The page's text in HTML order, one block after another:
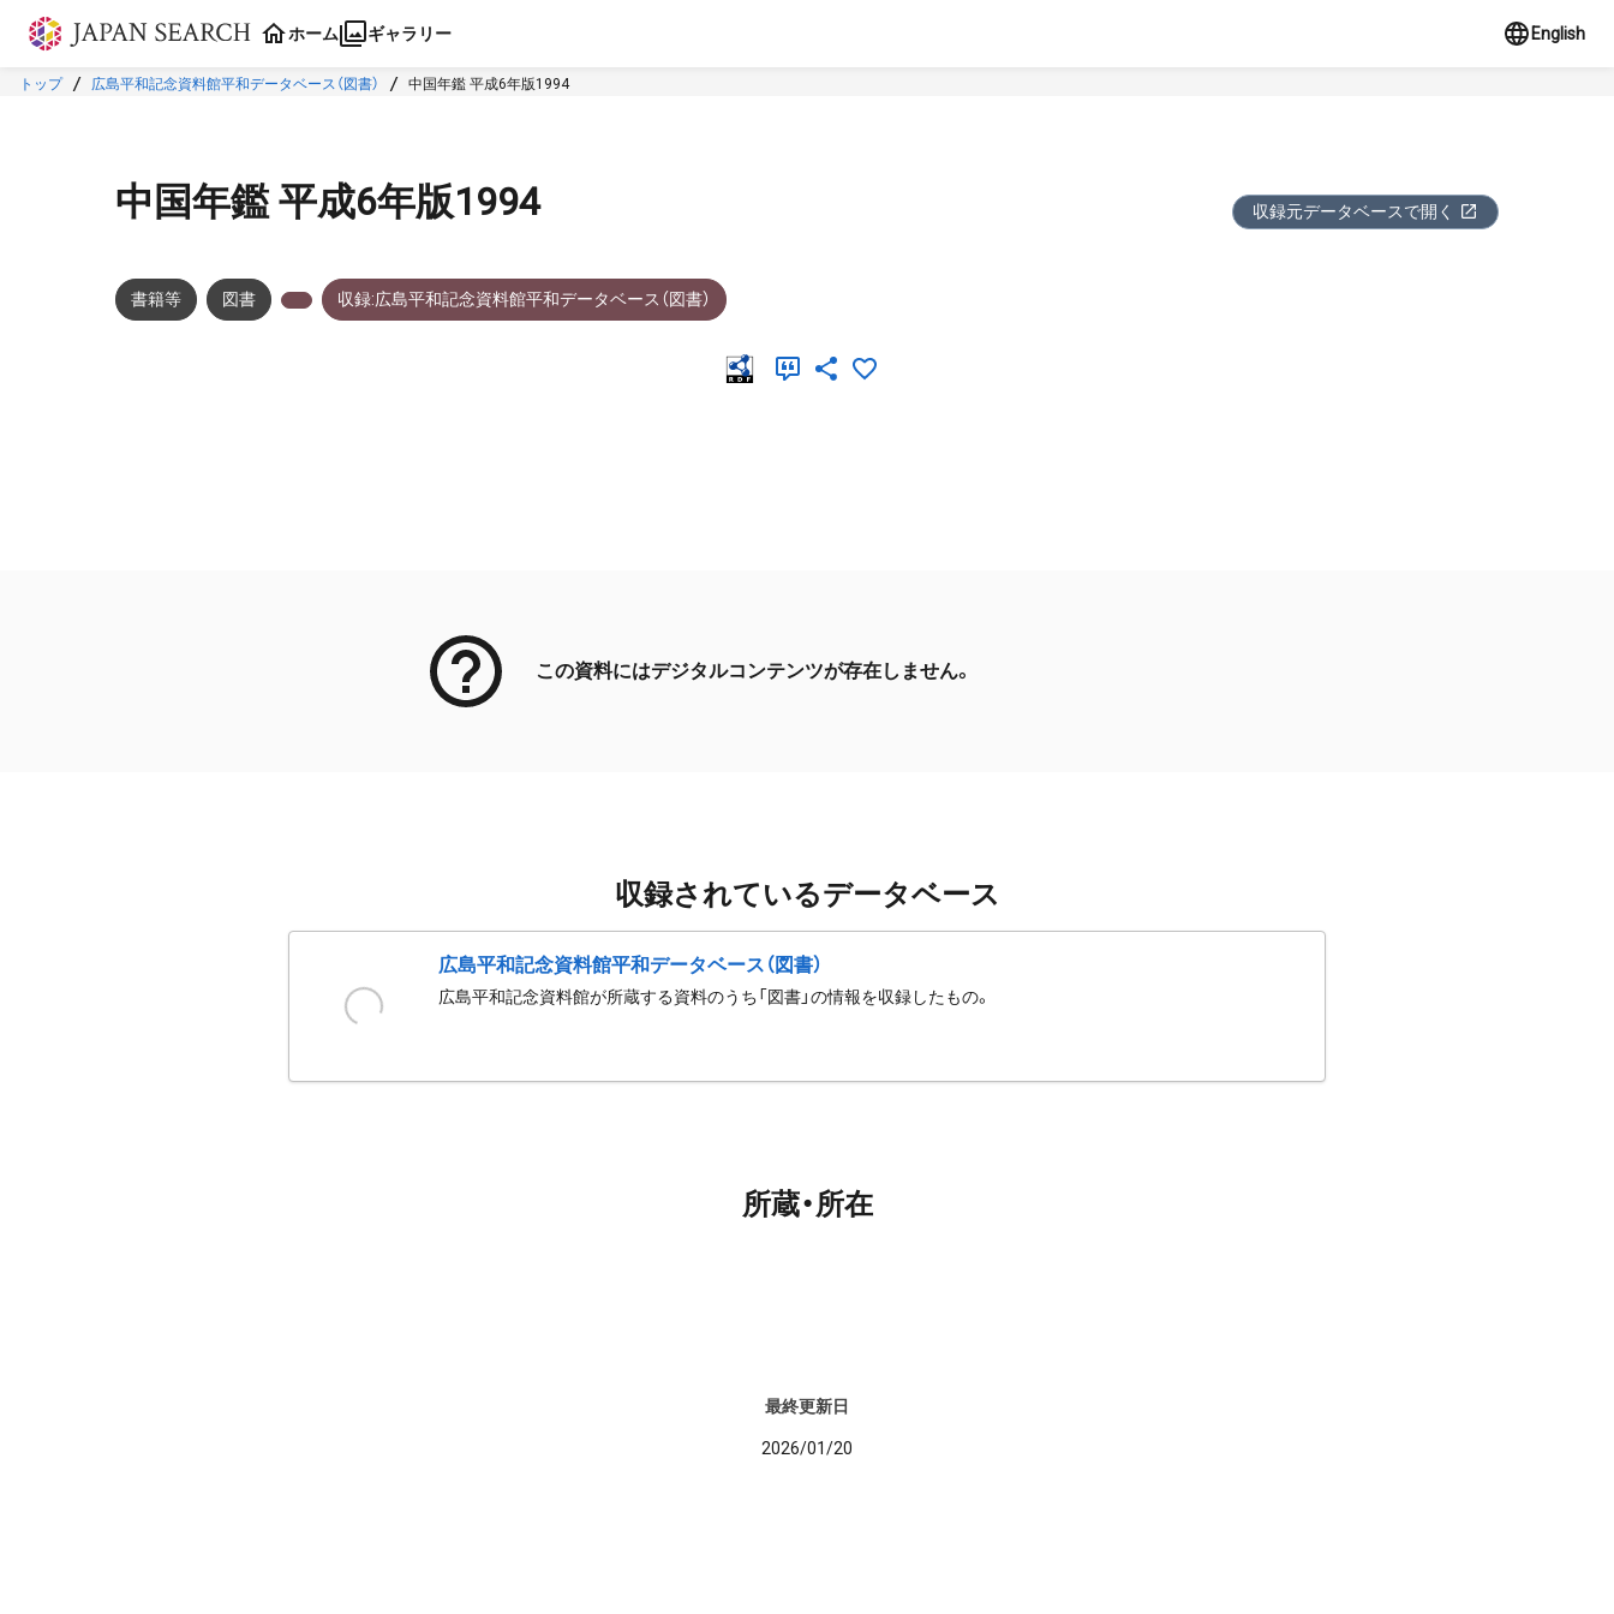
本文に飛ぶ
ホーム ギャラリー English
トップ 広島平和記念資料館平和データベース（図書） 中国年鑑 平成6年版1994
中国年鑑 平成6年版1994 収録元データベースで開く
書籍等 図書 収録:広島平和記念資料館平和データベース（図書）
この資料にはデジタルコンテンツが存在しません。
収録されているデータベース
広島平和記念資料館平和データベース（図書）
広島平和記念資料館が所蔵する資料のうち「図書」の情報を収録したもの。
所蔵・所在
最終更新日
2026/01/20